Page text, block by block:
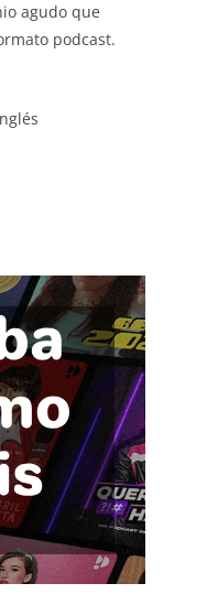
agudo que
podcast.